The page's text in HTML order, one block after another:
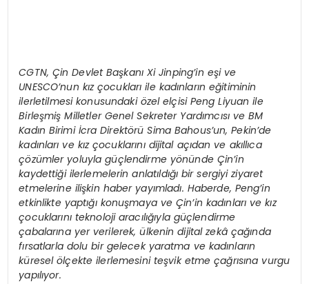
CGTN, Çin Devlet Başkanı Xi Jinping’in eşi ve
UNESCO’nun kız çocukları ile kadınların eğitiminin
ilerletilmesi konusundaki özel elçisi Peng Liyuan ile
Birleşmiş Milletler Genel Sekreter Yardımcısı ve BM
Kadın Birimi İcra Direktörü Sima Bahous’un, Pekin’de
kadınları ve kız çocuklarını dijital açıdan ve akıllıca
çözümler yoluyla güçlendirme yönünde Çin’in
kaydettiği ilerlemelerin anlatıldığı bir sergiyi ziyaret
etmelerine ilişkin haber yayımladı. Haberde, Peng’in
etkinlikte yaptığı konuşmaya ve Çin’in kadınları ve kız
çocuklarını teknoloji aracılığıyla güçlendirme
çabalarına yer verilerek, ülkenin dijital zekâ çağında
fırsatlarla dolu bir gelecek yaratma ve kadınların
küresel ölçekte ilerlemesini teşvik etme çağrısına vurgu
yapılıyor.